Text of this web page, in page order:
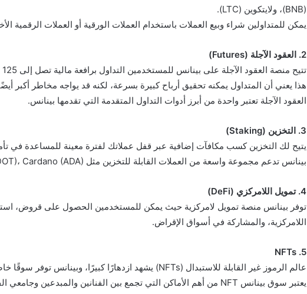
(BNB)، ولايتكوين (LTC).
يمكن للمتداولين شراء وبيع العملات باستخدام العملات الورقية أو العملات الرقمية
2. العقود الآجلة (Futures)
تتيح منصة العقود الآجلة على بينانس للمستخدمين التداول برافعة مالية تصل إلى 125 ضعف رأس المال.
هذا يعني أن المتداول يمكنه تحقيق أرباح كبيرة بسرعة، لكنه قد يواجه مخاطر أكبر
العقود الآجلة تعتبر واحدة من أبرز أدوات التداول المتقدمة التي تقدمها بينانس.
3. التخزين (Staking)
يتيح لك التخزين كسب مكافآت إضافية عبر قفل عملاتك لفترة معينة للمساعدة في
بينانس تدعم مجموعة واسعة من العملات القابلة للتخزين مثل Polkadot (DOT)، Cardano (ADA)، وBinance Coin (BNB).
4. تمويل اللامركزي (DeFi)
توفر بينانس منصة تمويل لامركزية حيث يمكن للمستخدمين الحصول على قروض،
اللامركزية، والمشاركة في أسواق الإقراض.
5. NFTs
عالم الرموز غير القابلة للاستبدال (NFTs) يشهد ازدهارًا كبيرًا، وبينانس توفر سوقًا خاصًا لشراء وبيع وتداول هذه الرموز.
يعتبر سوق بينانس NFT من أهم الأماكن التي تجمع بين الفنانين والمبدعين وجامعي الفن الرقمي.